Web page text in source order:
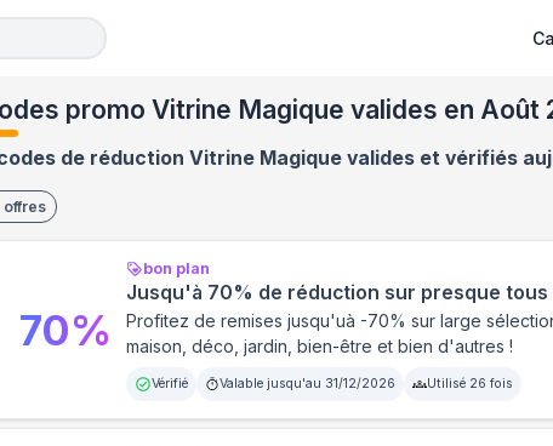
promo Vitrine Magique valides en Août
de réduction Vitrine Magique valides et vérifiés
offres
bon plan
Jusqu'à 70% de réduction sur presque tous
Profitez de remises jusqu'uà -70% sur large
maison, déco, jardin, bien-être et bien d'autres !
Vérifié Valable jusqu'au 31/12/2026 Utilisé 26 fois
70%